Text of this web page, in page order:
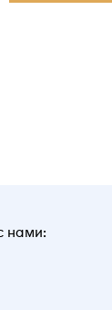
нами: